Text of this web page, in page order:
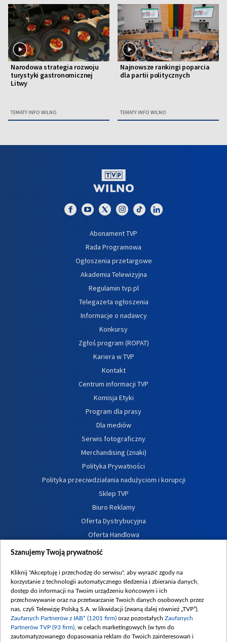
Narodowa strategia rozwoju
turystyki gastronomicznej
Litwy
TEMATY INFO WILNO
Najnowsze rankingi poparcia
dla partii politycznych
TEMATY INFO WILNO
Abonament TVP
Rada Programowa
Ogłoszenia przetargowe
Akademia Telewizyjna
Regulamin tvp.pl
Telegazeta ogłoszenia
Informacje o nadawcy
Konkursy
Zgłoś program (ROPAT)
Kariera w TVP
Kontakt
Centrum informacji TVP
Komisja Etyki
Program dla prasy
Dla mediów
Serwis fotograficzny
Merchandising (znaki)
Polityka Prywatności
Polityka przeciwdziałania nadużyciom i korupcji
Sklep TVP
Biuro Reklamy
Oferta Dystrybucyjna
Oferta Handlowa
Dostępność
Procedura zgłoszeń wewnętrznych
Szanujemy Twoją prywatność
Kliknij "Akceptuję i przechodzę do serwisu", aby wyrazić zgody na
korzystanie z technologii automatycznego śledzenia i zbierania danych,
dostęp do informacji na Twoim urządzeniu końcowym i ich
przechowywanie oraz na przetwarzanie Twoich danych osobowych przez
nas, czyli Telewizję Polską S.A. w likwidacji (zwaną dalej również „TVP”),
Zaufanych Partnerów z IAB* (1201 firm) oraz pozostałych Zaufanych
Partnerów TVP (93 firm) , w celach marketingowych (w tym do
zautomatyzowanego dopasowania reklam do Twoich zainteresowań i